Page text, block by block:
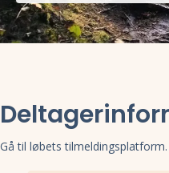
Gå til løbets